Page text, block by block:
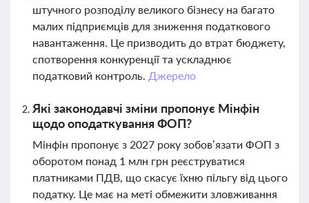
штучного розподілу великого бізнесу на багато
малих підприємців для зниження податкового
навантаження. Це призводить до втрат бюджету,
спотворення конкуренції та ускладнює
податковий контроль. Джерело
Які законодавчі зміни пропонує Мінфін
щодо оподаткування ФОП?
Мінфін пропонує з 2027 року зобов’язати ФОП з
оборотом понад 1 млн грн реєструватися
платниками ПДВ, що скасує їхню пільгу від цього
податку. Це має на меті обмежити зловживання